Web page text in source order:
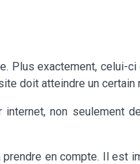
Plus exactement, celui-
doit atteindre un certain
non seulement
en compte. Il est